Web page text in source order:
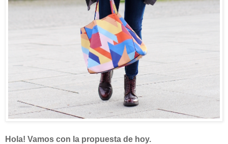
Hola! Vamos con la propuesta de hoy.